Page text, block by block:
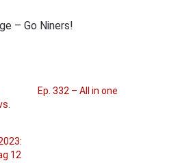
– Go Niners!
Ep. 332 – All in one
12